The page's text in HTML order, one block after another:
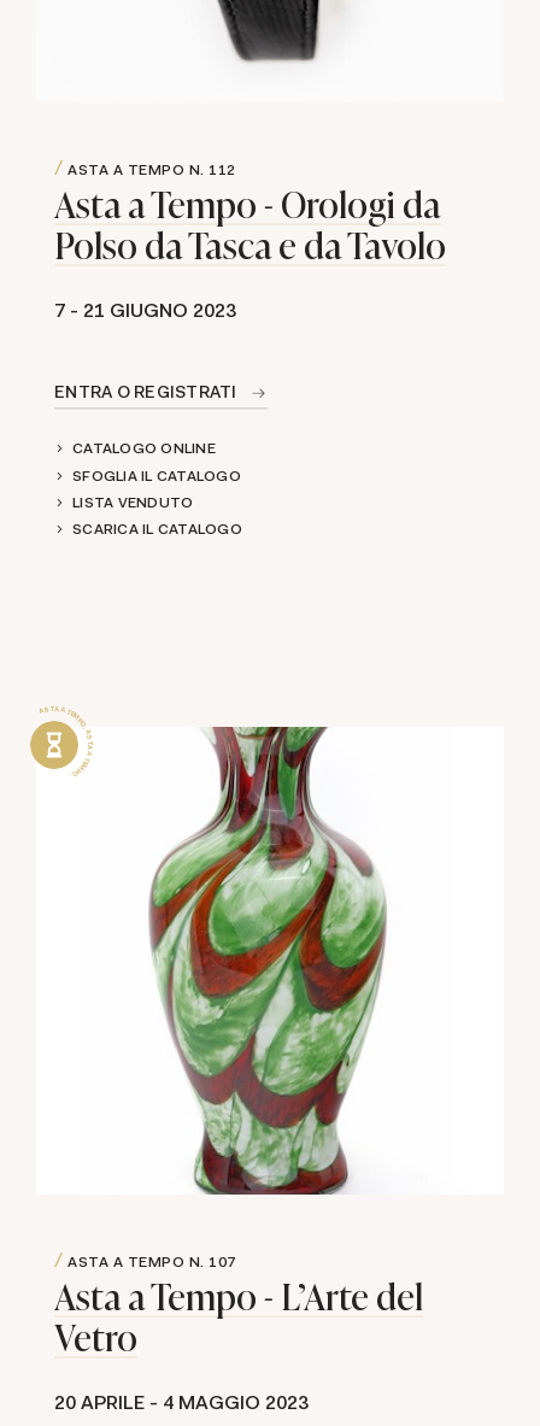
ASTA A TEMPO N. 112
Asta a Tempo - Orologi da
Polso da Tasca e da Tavolo
7 - 21 GIUGNO 2023
ENTRA O REGISTRATI
CATALOGO ONLINE
SFOGLIA IL CATALOGO
LISTA VENDUTO
SCARICA IL CATALOGO
ASTA A TEMPO . ASTA A TEMPO .
ASTA A TEMPO N. 107
Asta a Tempo - L'Arte del
Vetro
20 APRILE - 4 MAGGIO 2023